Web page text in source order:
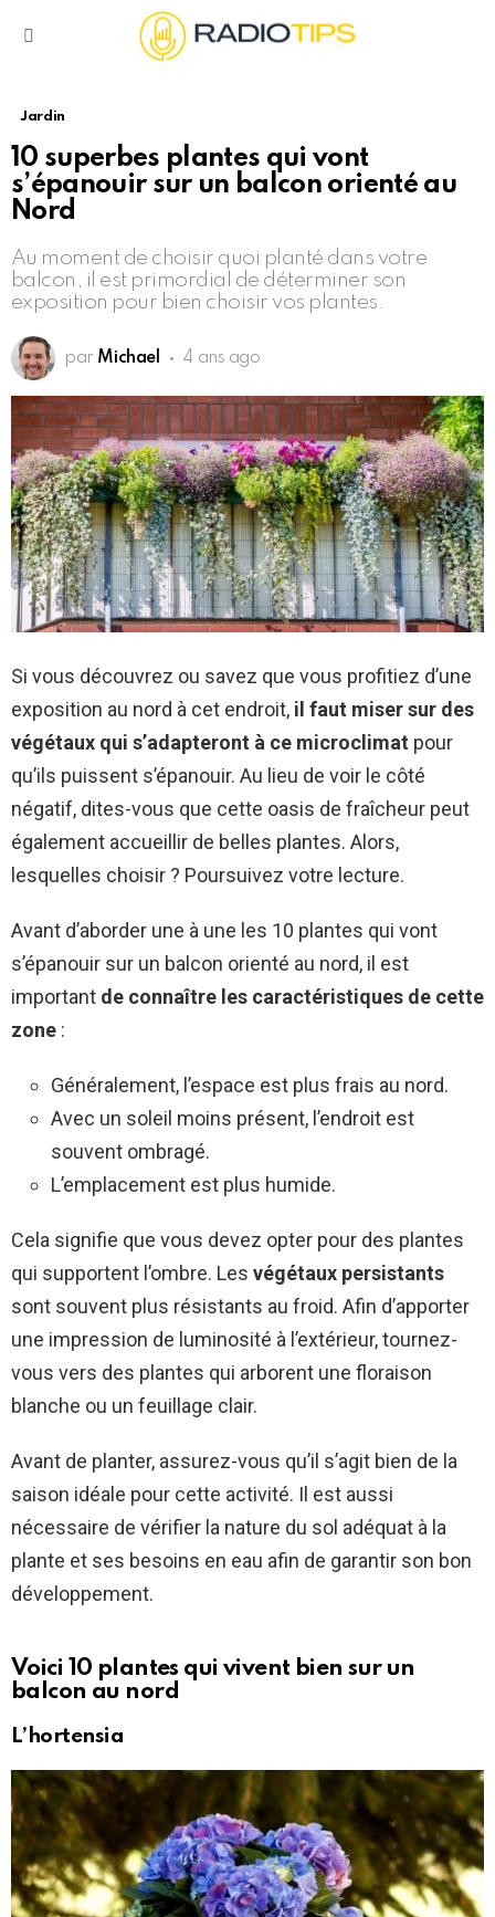
Jardin
10 superbes plantes qui vont
s’épanouir sur un balcon orienté au
Nord
Au moment de choisir quoi planté dans votre
balcon, il est primordial de déterminer son
exposition pour bien choisir vos plantes.
par Michael 4 ans ago
Si vous découvrez ou savez que vous profitiez d’une
exposition au nord à cet endroit, il faut miser sur des
végétaux qui s’adapteront à ce microclimat pour
qu’ils puissent s’épanouir. Au lieu de voir le côté
négatif, dites-vous que cette oasis de fraîcheur peut
également accueillir de belles plantes. Alors,
lesquelles choisir ? Poursuivez votre lecture.
Avant d’aborder une à une les 10 plantes qui vont
s’épanouir sur un balcon orienté au nord, il est
important de connaître les caractéristiques de cette
zone :
Généralement, l’espace est plus frais au nord.
Avec un soleil moins présent, l’endroit est
souvent ombragé.
L’emplacement est plus humide.
Cela signifie que vous devez opter pour des plantes
qui supportent l’ombre. Les végétaux persistants
sont souvent plus résistants au froid. Afin d’apporter
une impression de luminosité à l’extérieur, tournez-
vous vers des plantes qui arborent une floraison
blanche ou un feuillage clair.
Avant de planter, assurez-vous qu’il s’agit bien de la
saison idéale pour cette activité. Il est aussi
nécessaire de vérifier la nature du sol adéquat à la
plante et ses besoins en eau afin de garantir son bon
développement.
Voici 10 plantes qui vivent bien sur un
balcon au nord
L’hortensia